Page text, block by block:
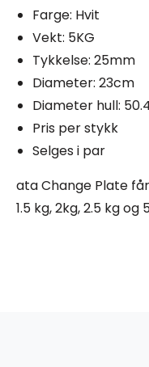
Farge: Hvit
Vekt: 5KG
Tykkelse: 25mm
Diameter: 23cm
Diameter hull:
Pris per stykk
Selges i par
ata Change Plate får
1.5 kg, 2kg, 2.5 kg og